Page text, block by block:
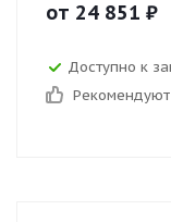
от 24 851 ₽
Доступно к
Рекомендуют